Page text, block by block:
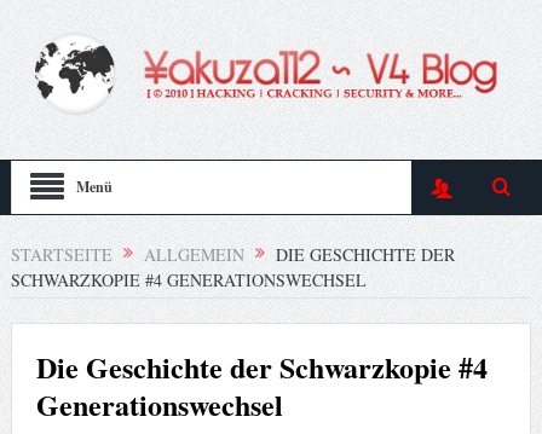
Menü
STARTSEITE ALLGEMEIN
DIE GESCHICHTE DER
SCHWARZKOPIE #4 GENERATIONSWECHSEL
Die Geschichte der Schwarzkopie #4
Generationswechsel